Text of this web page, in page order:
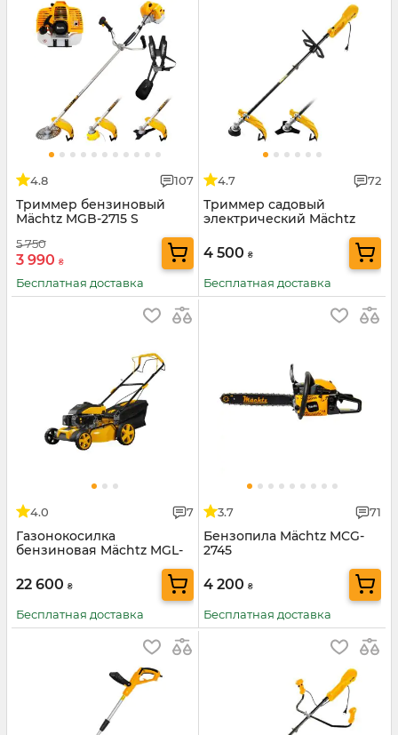
4.8 107
Триммер бензиновый
Mächtz MGB-2715 S
5 750
3 990 ₴
Бесплатная доставка
4.7 72
Триммер садовый
электрический Mächtz
4 500 ₴
Бесплатная доставка
4.0 7
Газонокосилка
бензиновая Mächtz MGL-
22 600 ₴
Бесплатная доставка
3.7 71
Бензопила Mächtz MCG-
2745
4 200 ₴
Бесплатная доставка